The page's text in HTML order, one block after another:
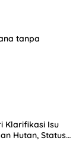
tanpa
Klarifikasi Isu
Hutan, Status